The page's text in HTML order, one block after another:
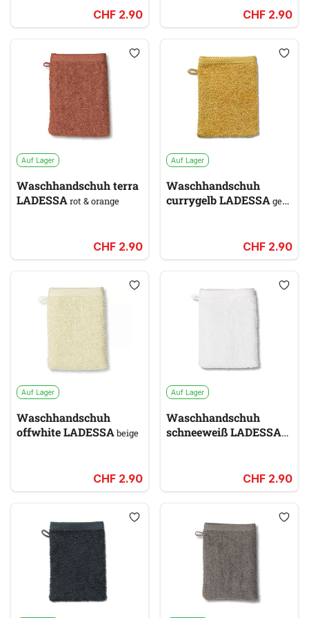
CHF 2.90 CHF 2.90
Auf Lager
Waschhandschuh terra
LADESSArot & orange
CHF 2.90
Auf Lager
Waschhandschuh
currygelb LADESSAgelb
CHF 2.90
Auf Lager
Waschhandschuh
offwhite LADESSAbeige
CHF 2.90
Auf Lager
Waschhandschuh
schneeweiß LADESSA
CHF 2.90